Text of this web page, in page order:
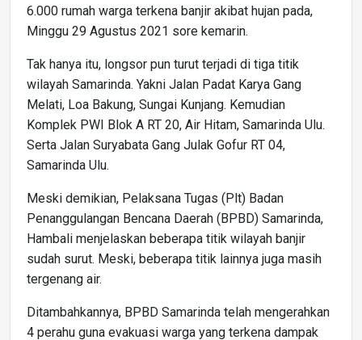
6.000 rumah warga terkena banjir akibat hujan pada,
Minggu 29 Agustus 2021 sore kemarin.
Tak hanya itu, longsor pun turut terjadi di tiga titik
wilayah Samarinda. Yakni Jalan Padat Karya Gang
Melati, Loa Bakung, Sungai Kunjang. Kemudian
Komplek PWI Blok A RT 20, Air Hitam, Samarinda Ulu.
Serta Jalan Suryabata Gang Julak Gofur RT 04,
Samarinda Ulu.
Meski demikian, Pelaksana Tugas (Plt) Badan
Penanggulangan Bencana Daerah (BPBD) Samarinda,
Hambali menjelaskan beberapa titik wilayah banjir
sudah surut. Meski, beberapa titik lainnya juga masih
tergenang air.
Ditambahkannya, BPBD Samarinda telah mengerahkan
4 perahu guna evakuasi warga yang terkena dampak